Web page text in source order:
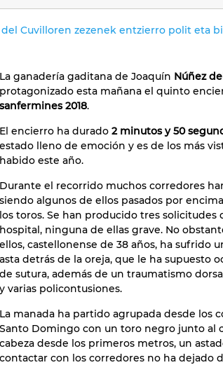
del Cuvilloren zezenek entzierro polit eta
La ganadería gaditana de Joaquín Núñez
protagonizado esta mañana el quinto
sanfermines 2018.
El encierro ha durado 2 minutos y 50
estado lleno de emoción y es de los más
habido este año.
Durante el recorrido muchos corredores
siendo algunos de ellos pasados por
los toros. Se han producido tres solicitudes
hospital, ninguna de ellas grave. No
ellos, castellonense de 38 años, ha sufrido
asta detrás de la oreja, que le ha supuesto
de sutura, además de un traumatismo
y varias policontusiones.
La manada ha partido agrupada desde los
Santo Domingo con un toro negro junto al
cabeza desde los primeros metros, un
contactar con los corredores no ha dejado